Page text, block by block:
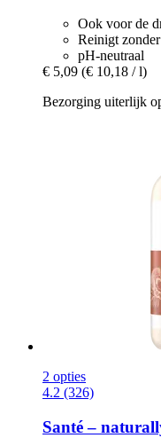
Ook voor de
Reinigt
pH-neutraal
€ 5,09 (€ 10,18 / l)
Bezorging uiterlijk
2 opties
4.2 (326)
Santé –